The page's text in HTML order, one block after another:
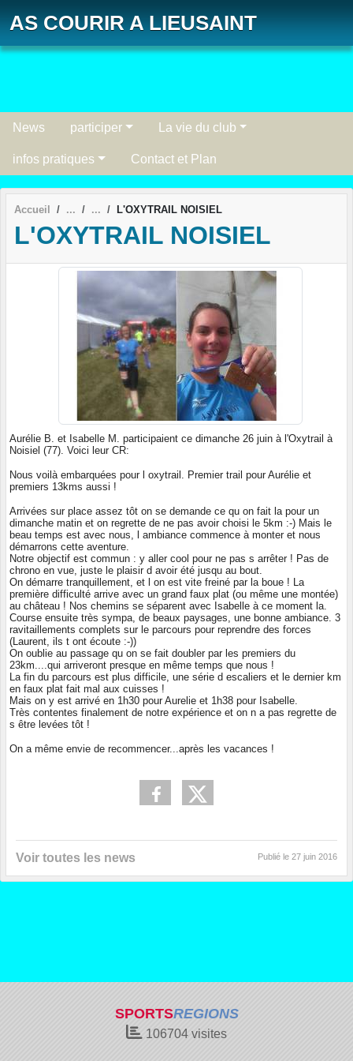
AS COURIR A LIEUSAINT
News participer La vie du club
infos pratiques Contact et Plan
Accueil L'OXYTRAIL NOISIEL
L'OXYTRAIL NOISIEL
Aurélie B. et Isabelle M. participaient ce dimanche 26 juin à l'Oxytrail à
Noisiel (77). Voici leur CR:
Nous voilà embarquées pour l oxytrail. Premier trail pour Aurélie et
premiers 13kms aussi !
Arrivées sur place assez tôt on se demande ce qu on fait la pour un
dimanche matin et on regrette de ne pas avoir choisi le 5km :-) Mais le
beau temps est avec nous, l ambiance commence à monter et nous
démarrons cette aventure.
Notre objectif est commun : y aller cool pour ne pas s arrêter ! Pas de
chrono en vue, juste le plaisir d avoir été jusqu au bout.
On démarre tranquillement, et l on est vite freiné par la boue ! La
première difficulté arrive avec un grand faux plat (ou même une montée)
au château ! Nos chemins se séparent avec Isabelle à ce moment la.
Course ensuite très sympa, de beaux paysages, une bonne ambiance. 3
ravitaillements complets sur le parcours pour reprendre des forces
(Laurent, ils t ont écoute :-))
On oublie au passage qu on se fait doubler par les premiers du
23km....qui arriveront presque en même temps que nous !
La fin du parcours est plus difficile, une série d escaliers et le dernier km
en faux plat fait mal aux cuisses !
Mais on y est arrivé en 1h30 pour Aurelie et 1h38 pour Isabelle.
Très contentes finalement de notre expérience et on n a pas regrette de
s être levées tôt !
On a même envie de recommencer...après les vacances !
Voir toutes les news Publié le 27 juin 2016
SPORTSREGIONS
106704 visites